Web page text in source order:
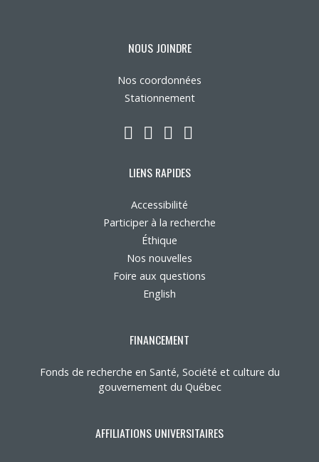
NOUS JOINDRE
Nos coordonnées
Stationnement
LinkedIn
YouTube
Twitter
LIENS RAPIDES
Accessibilité
Participer à la recherche
Éthique
Nos nouvelles
Foire aux questions
English
FINANCEMENT
Fonds de recherche en Santé, Société et culture du
gouvernement du Québec
AFFILIATIONS UNIVERSITAIRES